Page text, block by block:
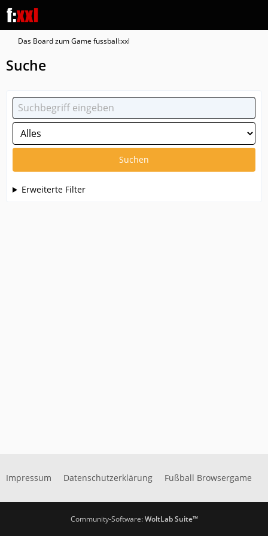
Das Board zum Game fussball:xxl
Suche
Suchen
Erweiterte Filter
Impressum Datenschutzerklärung Fußball Browsergame
Community-Software:WoltLab Suite™